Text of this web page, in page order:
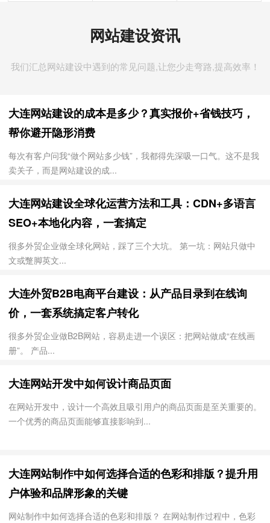
网站建设资讯
我们汇总网站建设中遇到的常见问题,让您少走弯路,提高效率！
大连网站建设的成本是多少？真实报价+省钱技巧，
帮你避开隐形消费
每次有客户问我“做个网站多少钱”，我都得先深吸一口气。这不是我
卖关子，而是网站建设的成...
大连网站建设全球化运营方法和工具：CDN+多语言
SEO+本地化内容，一套搞定
很多外贸企业做全球化网站，踩了三个大坑。 第一坑：网站只做中
文或蹩脚英文...
大连外贸B2B电商平台建设：从产品目录到在线询
价，一套系统搞定客户转化
很多外贸企业做B2B网站，容易走进一个误区：把网站做成“在线画
册”。 产品...
大连网站开发中如何设计商品页面
在网站开发中，设计一个高效且吸引用户的商品页面是至关重要的。
一个优秀的商品页面能够直接影响到...
大连网站制作中如何选择合适的色彩和排版？提升用
户体验和品牌形象的关键
网站制作中如何选择合适的色彩和排版？ 在网站制作过程中，色彩